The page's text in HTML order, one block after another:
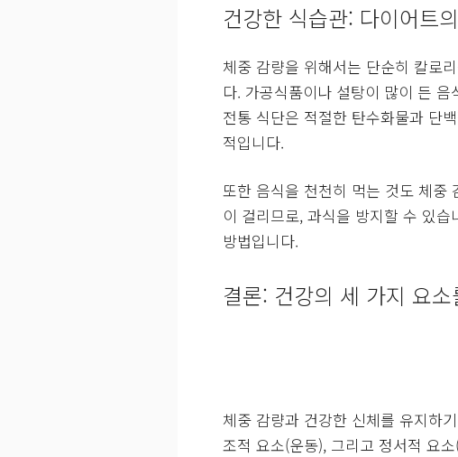
건강한 식습관: 다이어트
체중 감량을 위해서는 단순히 칼로
다. 가공식품이나 설탕이 많이 든
전통 식단은 적절한 탄수화물과 단
적입니다.
또한 음식을 천천히 먹는 것도 체중
이 걸리므로, 과식을 방지할 수 있
방법입니다.
결론: 건강의 세 가지 요
체중 감량과 건강한 신체를 유지하
조적 요소(운동), 그리고 정서적 요